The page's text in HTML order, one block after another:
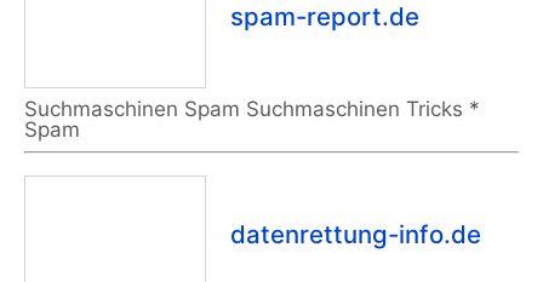
spam-report.de
Suchmaschinen Spam Suchmaschinen Tricks *
Spam
datenrettung-info.de